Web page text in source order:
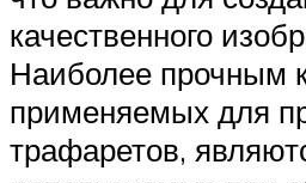
качественного
Наиболее прочным
применяемых для
трафаретов,